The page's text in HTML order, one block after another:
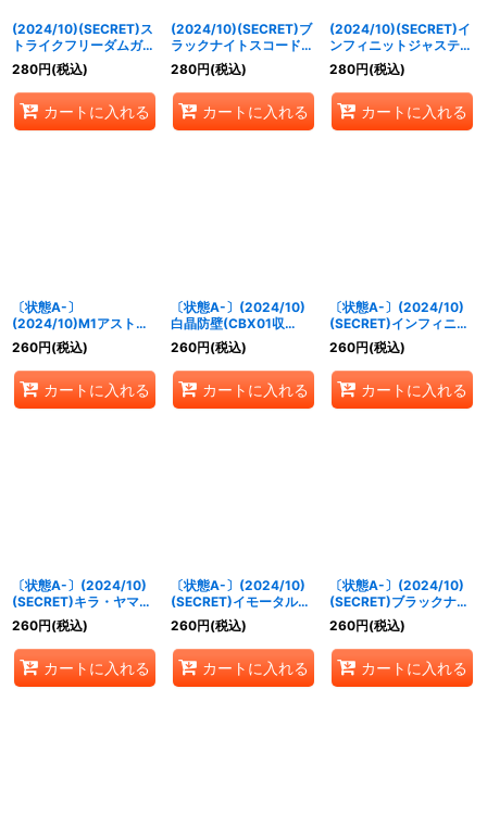
(2024/10)(SECRET)ス
トライクフリーダムガン
ダム弐式【M-SEC】
{CBX01-010}《白》
280円(税込)
カートに入れる
(2024/10)(SECRET)ブ
ラックナイトスコード
カルラ【X-SEC】
{CBX01-X01}《白》
280円(税込)
カートに入れる
(2024/10)(SECRET)イ
ンフィニットジャスティ
スガンダム弐式【X-
SEC】{CBX01-X02}
《白》
280円(税込)
カートに入れる
〔状態A-〕
(2024/10)M1アストレ
イ(Xレア仕様)【C】
{CB13-023}《白》
260円(税込)
カートに入れる
〔状態A-〕(2024/10)
白晶防壁(CBX01収
録/SEED/Xレア仕様)
【C】{BS52-RV008}
《白》
260円(税込)
カートに入れる
〔状態A-〕(2024/10)
(SECRET)インフィニッ
トジャスティスガンダム
弐式【X-SEC】
{CBX01-X02}《白》
260円(税込)
カートに入れる
〔状態A-〕(2024/10)
(SECRET)キラ・ヤマト
[C.E.75]【M-SEC】
{CBX01-015}《白》
260円(税込)
カートに入れる
〔状態A-〕(2024/10)
(SECRET)イモータルジ
ャスティスガンダム【R-
SEC】{CBX01-003}
《白》
260円(税込)
カートに入れる
〔状態A-〕(2024/10)
(SECRET)ブラックナイ
トスコード カルラ【X-
SEC】{CBX01-X01}
《白》
260円(税込)
カートに入れる